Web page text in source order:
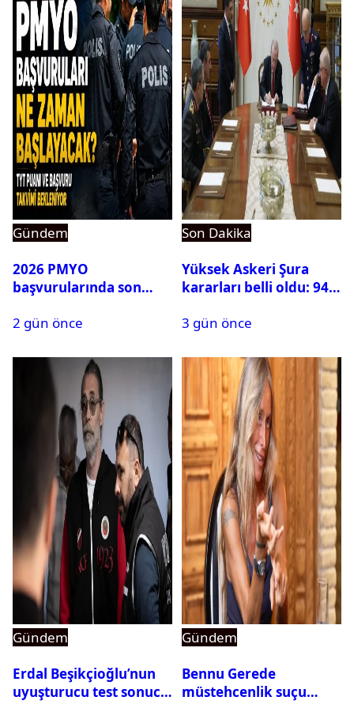
Gündem
2026 PMYO
başvurularında son
2 gün önce
Son Dakika
Yüksek Askeri Şura
kararları belli oldu: 94
3 gün önce
Gündem
Erdal Beşikçioğlu’nun
uyuşturucu test sonucu
Gündem
Bennu Gerede
müstehcenlik suçu